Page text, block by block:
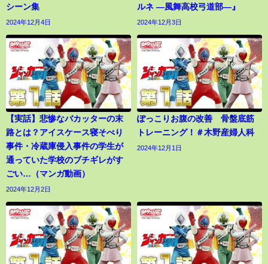
シーン集
2024年12月4日
ルネ ―風舞高校弓道部―』
2024年12月3日
【実話】悲惨なバカッターの末
路とは？アイスケース寝そべり
事件・冷蔵庫侵入事件の学生が
通っていた学校のブチギレがす
ごい…（マンガ動画）
2024年12月2日
ぽっこりお腹の改善 骨盤底筋
トレーニング！＃木野産婦人科
2024年12月1日